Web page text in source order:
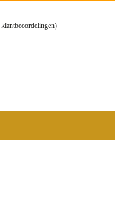
klantbeoordelingen)